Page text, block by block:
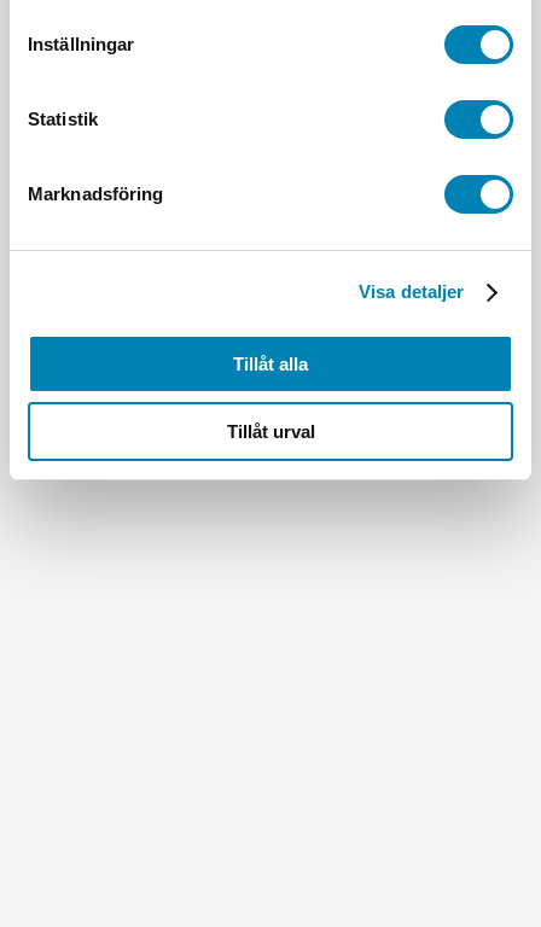
Inställningar
Statistik
Marknadsföring
Visa detaljer
Tillåt alla
Tillåt urval